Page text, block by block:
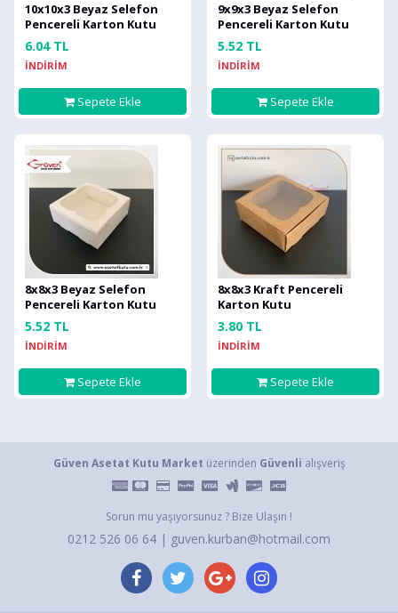
10x10x3 Beyaz Selefon
Pencereli Karton Kutu
6.04 TL
İNDİRİM
Sepete Ekle
9x9x3 Beyaz Selefon
Pencereli Karton Kutu
5.52 TL
İNDİRİM
Sepete Ekle
8x8x3 Beyaz Selefon
Pencereli Karton Kutu
5.52 TL
İNDİRİM
Sepete Ekle
8x8x3 Kraft Pencereli
Karton Kutu
3.80 TL
İNDİRİM
Sepete Ekle
Güven Asetat Kutu Market üzerinden Güvenli alışveriş
Sorun mu yaşıyorsunuz ? Bize Ulaşın !
0212 526 06 64 | guven.kurban@hotmail.com